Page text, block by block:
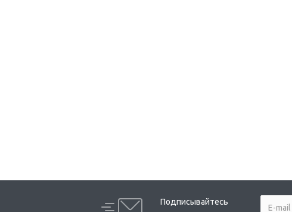
Подписывайтесь
на новости и акции: